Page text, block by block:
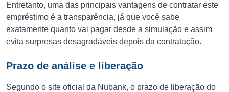
Entretanto, uma das principais vantagens de contratar este
empréstimo é a transparência, já que você sabe
exatamente quanto vai pagar desde a simulação e assim
evita surpresas desagradáveis depois da contratação.
Prazo de análise e liberação
Segundo o site oficial da Nubank, o prazo de liberação do